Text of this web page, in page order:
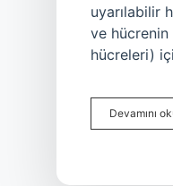
uyarılabilir
ve
hücreleri)
Devamını